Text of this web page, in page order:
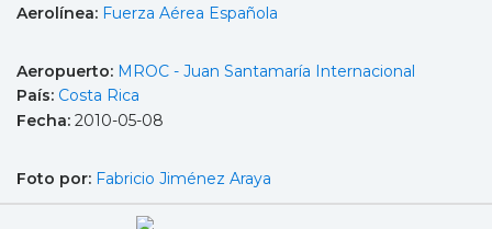
Aerolínea: Fuerza Aérea Española
Aeropuerto: MROC - Juan Santamaría Internacional
País: Costa Rica
Fecha: 2010-05-08
Foto por: Fabricio Jiménez Araya